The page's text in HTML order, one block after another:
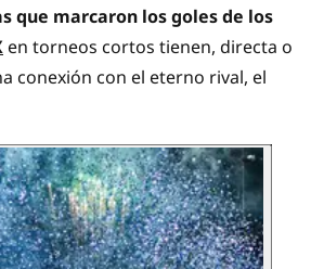
que marcaron los goles de los
en torneos cortos tienen, directa o
conexión con el eterno rival, el